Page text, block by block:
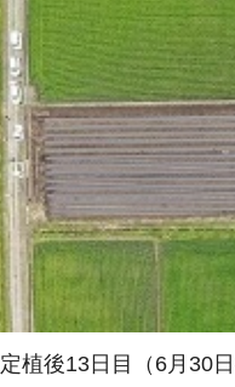
定植後13日目（6月30日